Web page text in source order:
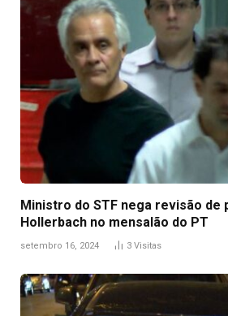
Ministro do STF nega revisão de
Hollerbach no mensalão do PT
setembro 16, 2024 3 Visitas